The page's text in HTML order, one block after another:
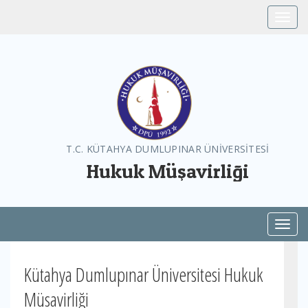
T.C. KÜTAHYA DUMLUPINAR ÜNİVERSİTESİ
Hukuk Müşavirliği
Kütahya Dumlupınar Üniversitesi Hukuk
Müsavirliği